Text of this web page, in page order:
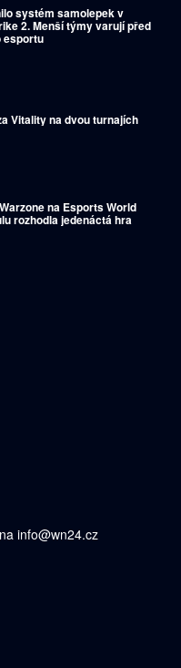
systém samolepek v
2. Menší týmy varují před
esportu
Vitality na dvou turnajích
na Esports World
rozhodla jedenáctá hra
info@wn24.cz